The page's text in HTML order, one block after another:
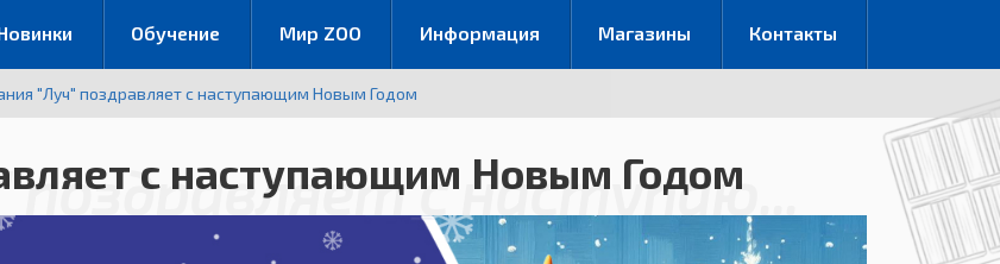
Обучение Мир ZOO Информация Магазины Контакты
"Луч" поздравляет с наступающим Новым Годом
с наступающим Новым Годом
с наступаю...